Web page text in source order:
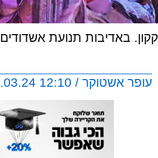
קקון. באדיבות תנועת אשדודים
עופר אשטוקר / 12:10 26.03.24